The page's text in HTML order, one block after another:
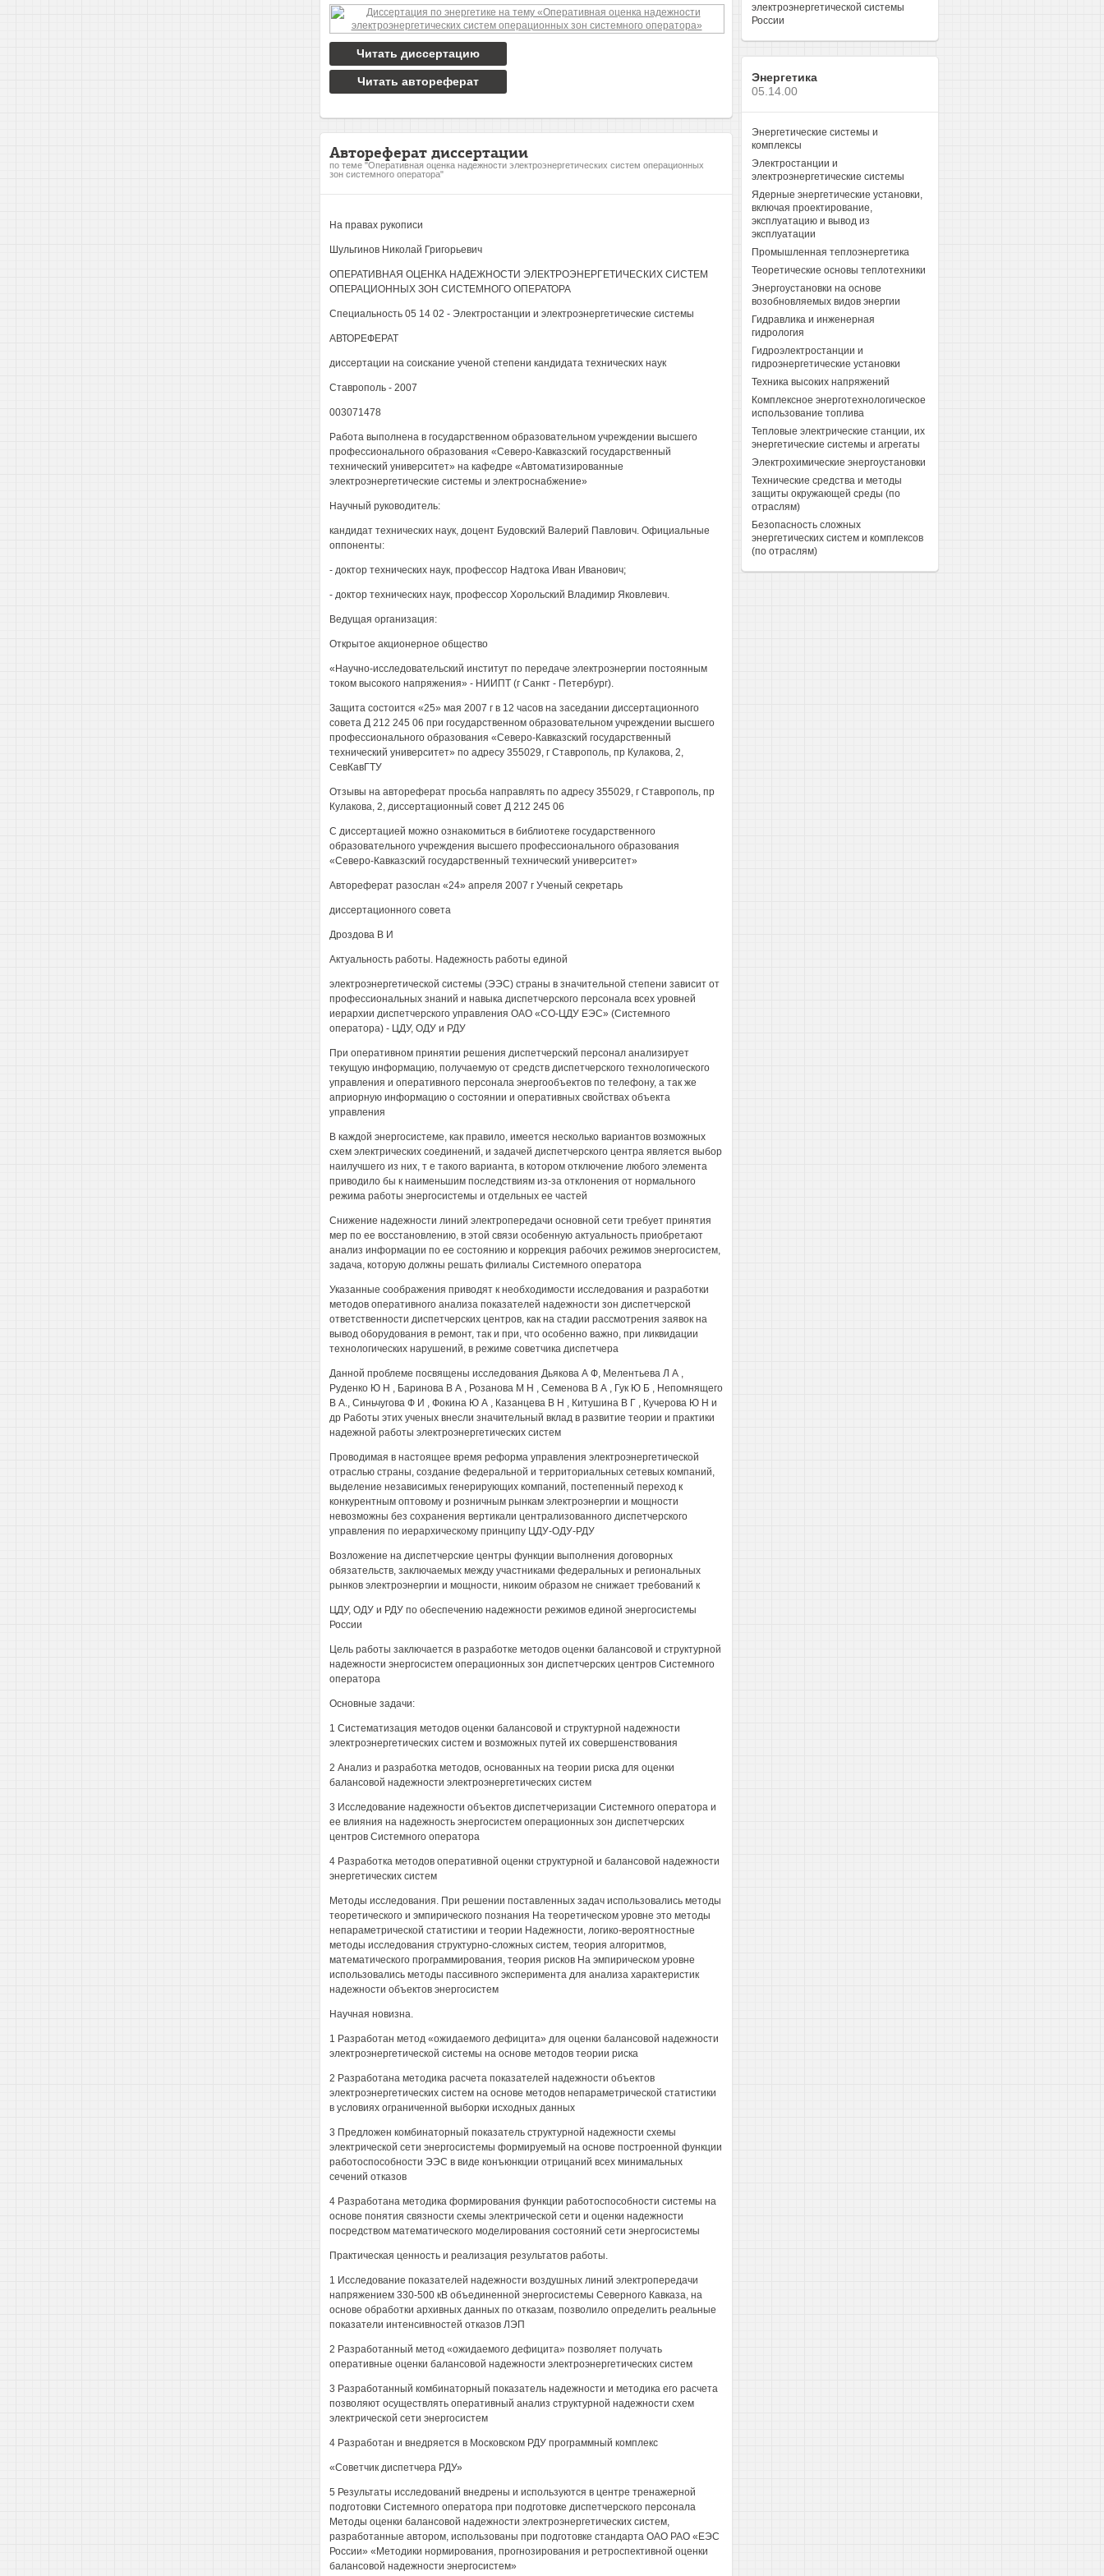
Читать диссертацию
Читать автореферат
Автореферат диссертации
по теме "Оперативная оценка надежности электроэнергетических систем операционных
зон системного оператора"
На правах рукописи
Шульгинов Николай Григорьевич
ОПЕРАТИВНАЯ ОЦЕНКА НАДЕЖНОСТИ ЭЛЕКТРОЭНЕРГЕТИЧЕСКИХ СИСТЕМ
ОПЕРАЦИОННЫХ ЗОН СИСТЕМНОГО ОПЕРАТОРА
Специальность 05 14 02 - Электростанции и электроэнергетические системы
АВТОРЕФЕРАТ
диссертации на соискание ученой степени кандидата технических наук
Ставрополь - 2007
003071478
Работа выполнена в государственном образовательном учреждении высшего
профессионального образования «Северо-Кавказский государственный
технический университет» на кафедре «Автоматизированные
электроэнергетические системы и электроснабжение»
Научный руководитель:
кандидат технических наук, доцент Будовский Валерий Павлович. Официальные
оппоненты:
- доктор технических наук, профессор Надтока Иван Иванович;
- доктор технических наук, профессор Хорольский Владимир Яковлевич.
Ведущая организация:
Открытое акционерное общество
«Научно-исследовательский институт по передаче электроэнергии постоянным
током высокого напряжения» - НИИПТ (г Санкт - Петербург).
Защита состоится «25» мая 2007 г в 12 часов на заседании диссертационного
совета Д 212 245 06 при государственном образовательном учреждении высшего
профессионального образования «Северо-Кавказский государственный
технический университет» по адресу 355029, г Ставрополь, пр Кулакова, 2,
СевКавГТУ
Отзывы на автореферат просьба направлять по адресу 355029, г Ставрополь, пр
Кулакова, 2, диссертационный совет Д 212 245 06
С диссертацией можно ознакомиться в библиотеке государственного
образовательного учреждения высшего профессионального образования
«Северо-Кавказский государственный технический университет»
Автореферат разослан «24» апреля 2007 г Ученый секретарь
диссертационного совета
Дроздова В И
Актуальность работы. Надежность работы единой
электроэнергетической системы (ЭЭС) страны в значительной степени зависит от
профессиональных знаний и навыка диспетчерского персонала всех уровней
иерархии диспетчерского управления ОАО «СО-ЦДУ ЕЭС» (Системного
оператора) - ЦДУ, ОДУ и РДУ
При оперативном принятии решения диспетчерский персонал анализирует
текущую информацию, получаемую от средств диспетчерского технологического
управления и оперативного персонала энергообъектов по телефону, а так же
априорную информацию о состоянии и оперативных свойствах объекта
управления
В каждой энергосистеме, как правило, имеется несколько вариантов возможных
схем электрических соединений, и задачей диспетчерского центра является выбор
наилучшего из них, т е такого варианта, в котором отключение любого элемента
приводило бы к наименьшим последствиям из-за отклонения от нормального
режима работы энергосистемы и отдельных ее частей
Снижение надежности линий электропередачи основной сети требует принятия
мер по ее восстановлению, в этой связи особенную актуальность приобретают
анализ информации по ее состоянию и коррекция рабочих режимов энергосистем,
задача, которую должны решать филиалы Системного оператора
Указанные соображения приводят к необходимости исследования и разработки
методов оперативного анализа показателей надежности зон диспетчерской
ответственности диспетчерских центров, как на стадии рассмотрения заявок на
вывод оборудования в ремонт, так и при, что особенно важно, при ликвидации
технологических нарушений, в режиме советчика диспетчера
Данной проблеме посвящены исследования Дьякова А Ф, Мелентьева Л А ,
Руденко Ю Н , Баринова В А , Розанова М Н , Семенова В А , Гук Ю Б , Непомнящего
В А., Синьчугова Ф И , Фокина Ю А , Казанцева В Н , Китушина В Г , Кучерова Ю Н и
др Работы этих ученых внесли значительный вклад в развитие теории и практики
надежной работы электроэнергетических систем
Проводимая в настоящее время реформа управления электроэнергетической
отраслью страны, создание федеральной и территориальных сетевых компаний,
выделение независимых генерирующих компаний, постепенный переход к
конкурентным оптовому и розничным рынкам электроэнергии и мощности
невозможны без сохранения вертикали централизованного диспетчерского
управления по иерархическому принципу ЦДУ-ОДУ-РДУ
Возложение на диспетчерские центры функции выполнения договорных
обязательств, заключаемых между участниками федеральных и региональных
рынков электроэнергии и мощности, никоим образом не снижает требований к
ЦДУ, ОДУ и РДУ по обеспечению надежности режимов единой энергосистемы
России
Цель работы заключается в разработке методов оценки балансовой и структурной
надежности энергосистем операционных зон диспетчерских центров Системного
оператора
Основные задачи:
1 Систематизация методов оценки балансовой и структурной надежности
электроэнергетических систем и возможных путей их совершенствования
2 Анализ и разработка методов, основанных на теории риска для оценки
балансовой надежности электроэнергетических систем
3 Исследование надежности объектов диспетчеризации Системного оператора и
ее влияния на надежность энергосистем операционных зон диспетчерских
центров Системного оператора
4 Разработка методов оперативной оценки структурной и балансовой надежности
энергетических систем
Методы исследования. При решении поставленных задач использовались методы
теоретического и эмпирического познания На теоретическом уровне это методы
непараметрической статистики и теории Надежности, логико-вероятностные
методы исследования структурно-сложных систем, теория алгоритмов,
математического программирования, теория рисков На эмпирическом уровне
использовались методы пассивного эксперимента для анализа характеристик
надежности объектов энергосистем
Научная новизна.
1 Разработан метод «ожидаемого дефицита» для оценки балансовой надежности
электроэнергетической системы на основе методов теории риска
2 Разработана методика расчета показателей надежности объектов
электроэнергетических систем на основе методов непараметрической статистики
в условиях ограниченной выборки исходных данных
3 Предложен комбинаторный показатель структурной надежности схемы
электрической сети энергосистемы формируемый на основе построенной функции
работоспособности ЭЭС в виде конъюнкции отрицаний всех минимальных
сечений отказов
4 Разработана методика формирования функции работоспособности системы на
основе понятия связности схемы электрической сети и оценки надежности
посредством математического моделирования состояний сети энергосистемы
Практическая ценность и реализация результатов работы.
1 Исследование показателей надежности воздушных линий электропередачи
напряжением 330-500 кВ объединенной энергосистемы Северного Кавказа, на
основе обработки архивных данных по отказам, позволило определить реальные
показатели интенсивностей отказов ЛЭП
2 Разработанный метод «ожидаемого дефицита» позволяет получать
оперативные оценки балансовой надежности электроэнергетических систем
3 Разработанный комбинаторный показатель надежности и методика его расчета
позволяют осуществлять оперативный анализ структурной надежности схем
электрической сети энергосистем
4 Разработан и внедряется в Московском РДУ программный комплекс
«Советчик диспетчера РДУ»
5 Результаты исследований внедрены и используются в центре тренажерной
подготовки Системного оператора при подготовке диспетчерского персонала
Методы оценки балансовой надежности электроэнергетических систем,
разработанные автором, использованы при подготовке стандарта ОАО РАО «ЕЭС
России» «Методики нормирования, прогнозирования и ретроспективной оценки
балансовой надежности энергосистем»
электроэнергетической системы
России
Энергетика
05.14.00
Энергетические системы и
комплексы
Электростанции и
электроэнергетические системы
Ядерные энергетические установки,
включая проектирование,
эксплуатацию и вывод из
эксплуатации
Промышленная теплоэнергетика
Теоретические основы теплотехники
Энергоустановки на основе
возобновляемых видов энергии
Гидравлика и инженерная
гидрология
Гидроэлектростанции и
гидроэнергетические установки
Техника высоких напряжений
Комплексное энерготехнологическое
использование топлива
Тепловые электрические станции, их
энергетические системы и агрегаты
Электрохимические энергоустановки
Технические средства и методы
защиты окружающей среды (по
отраслям)
Безопасность сложных
энергетических систем и комплексов
(по отраслям)